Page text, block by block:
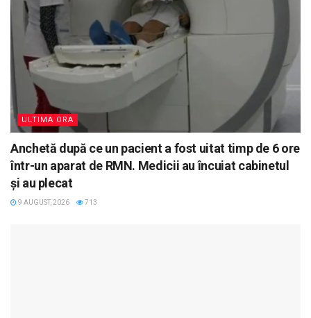
ULTIMA ORA
Anchetă după ce un pacient a fost uitat timp de 6 ore
într-un aparat de RMN. Medicii au încuiat cabinetul
și au plecat
9 AUGUST, 2026 713